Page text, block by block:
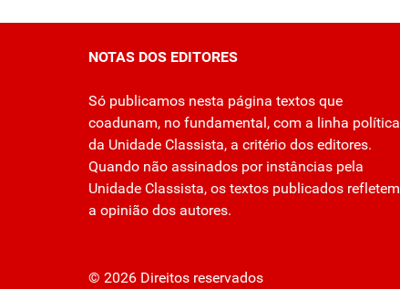
NOTAS DOS EDITORES
Só publicamos nesta página textos que
coadunam, no fundamental, com a linha política
da Unidade Classista, a critério dos editores.
Quando não assinados por instâncias pela
Unidade Classista, os textos publicados refletem
a opinião dos autores.
© 2026 Direitos reservados